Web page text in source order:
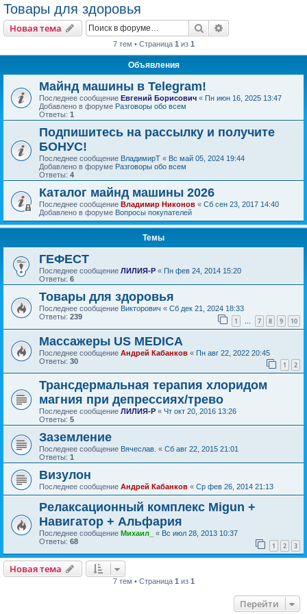
Товары для здоровья
Новая тема Поиск
7 тем • Страница 1 из 1
Объявления
Майнд машины в Telegram!
Последнее сообщение Евгений Борисович « Пн июн 16, 2025 13:47
Добавлено в форуме Разговоры обо всем
Ответы: 1
Подпишитесь на рассылку и получите
БОНУС!
Последнее сообщение ВладимирТ « Вс май 05, 2024 19:44
Добавлено в форуме Разговоры обо всем
Ответы: 4
Каталог майнд машины 2026
Последнее сообщение Владимир Никонов « Сб сен 23, 2017 14:40
Добавлено в форуме Вопросы покупателей
Темы
ГЕФЕСТ
Последнее сообщение ЛИЛИЯ-Р « Пн фев 24, 2014 15:20
Ответы: 6
Товары для здоровья
Последнее сообщение Викторович « Сб дек 21, 2024 18:33
Ответы: 239 1 … 7 8 9 10
Массажеры US MEDICA
Последнее сообщение Андрей Кабанков « Пн авг 22, 2022 20:45
Ответы: 30 1 2
Трансдермальная терапия хлоридом
магния при депрессиях/трево
Последнее сообщение ЛИЛИЯ-Р « Чт окт 20, 2016 13:26
Ответы: 5
Заземление
Последнее сообщение Вячеслав. « Сб авг 22, 2015 21:01
Ответы: 1
Визулон
Последнее сообщение Андрей Кабанков « Ср фев 26, 2014 21:13
Релаксационный комплекс Migun +
Навигатор + Альфария
Последнее сообщение Михаил_ « Вс июл 28, 2013 10:37
Ответы: 68 1 2 3
Новая тема
7 тем • Страница 1 из 1
Перейти